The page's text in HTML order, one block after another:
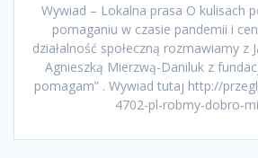
Wywiad – Lokalna prasa O kulisach
pomaganiu w czasie pandemii i
działalność społeczną rozmawiamy z
Agnieszką Mierzwą-Daniluk z
pomagam” . Wywiad tutaj http://
4702-pl-robmy-dobro-